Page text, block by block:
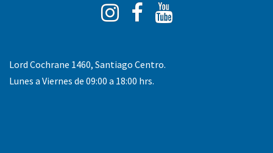
Instagram
Facebook
Tube
Lord Cochrane 1460, Santiago Centro.
Lunes a Viernes de 09:00 a 18:00 hrs.